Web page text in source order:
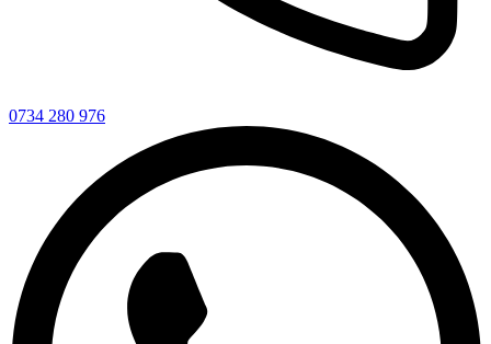
0734 280 976